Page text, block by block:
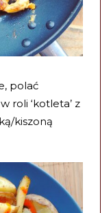
polać
roli ‘kotleta’ z
kiszoną